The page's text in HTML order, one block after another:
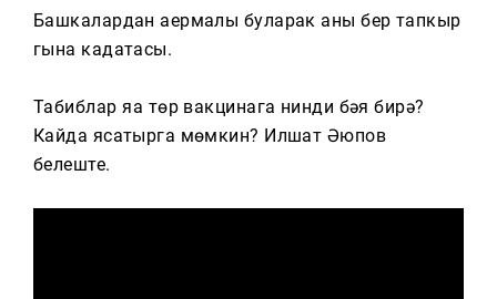
Башкалардан аермалы буларак аны бер тапкыр
гына кадатасы.
Табиблар яңа төр вакцинага нинди бәя бирә?
Кайда ясатырга мөмкин? Илшат Әюпов
белеште.